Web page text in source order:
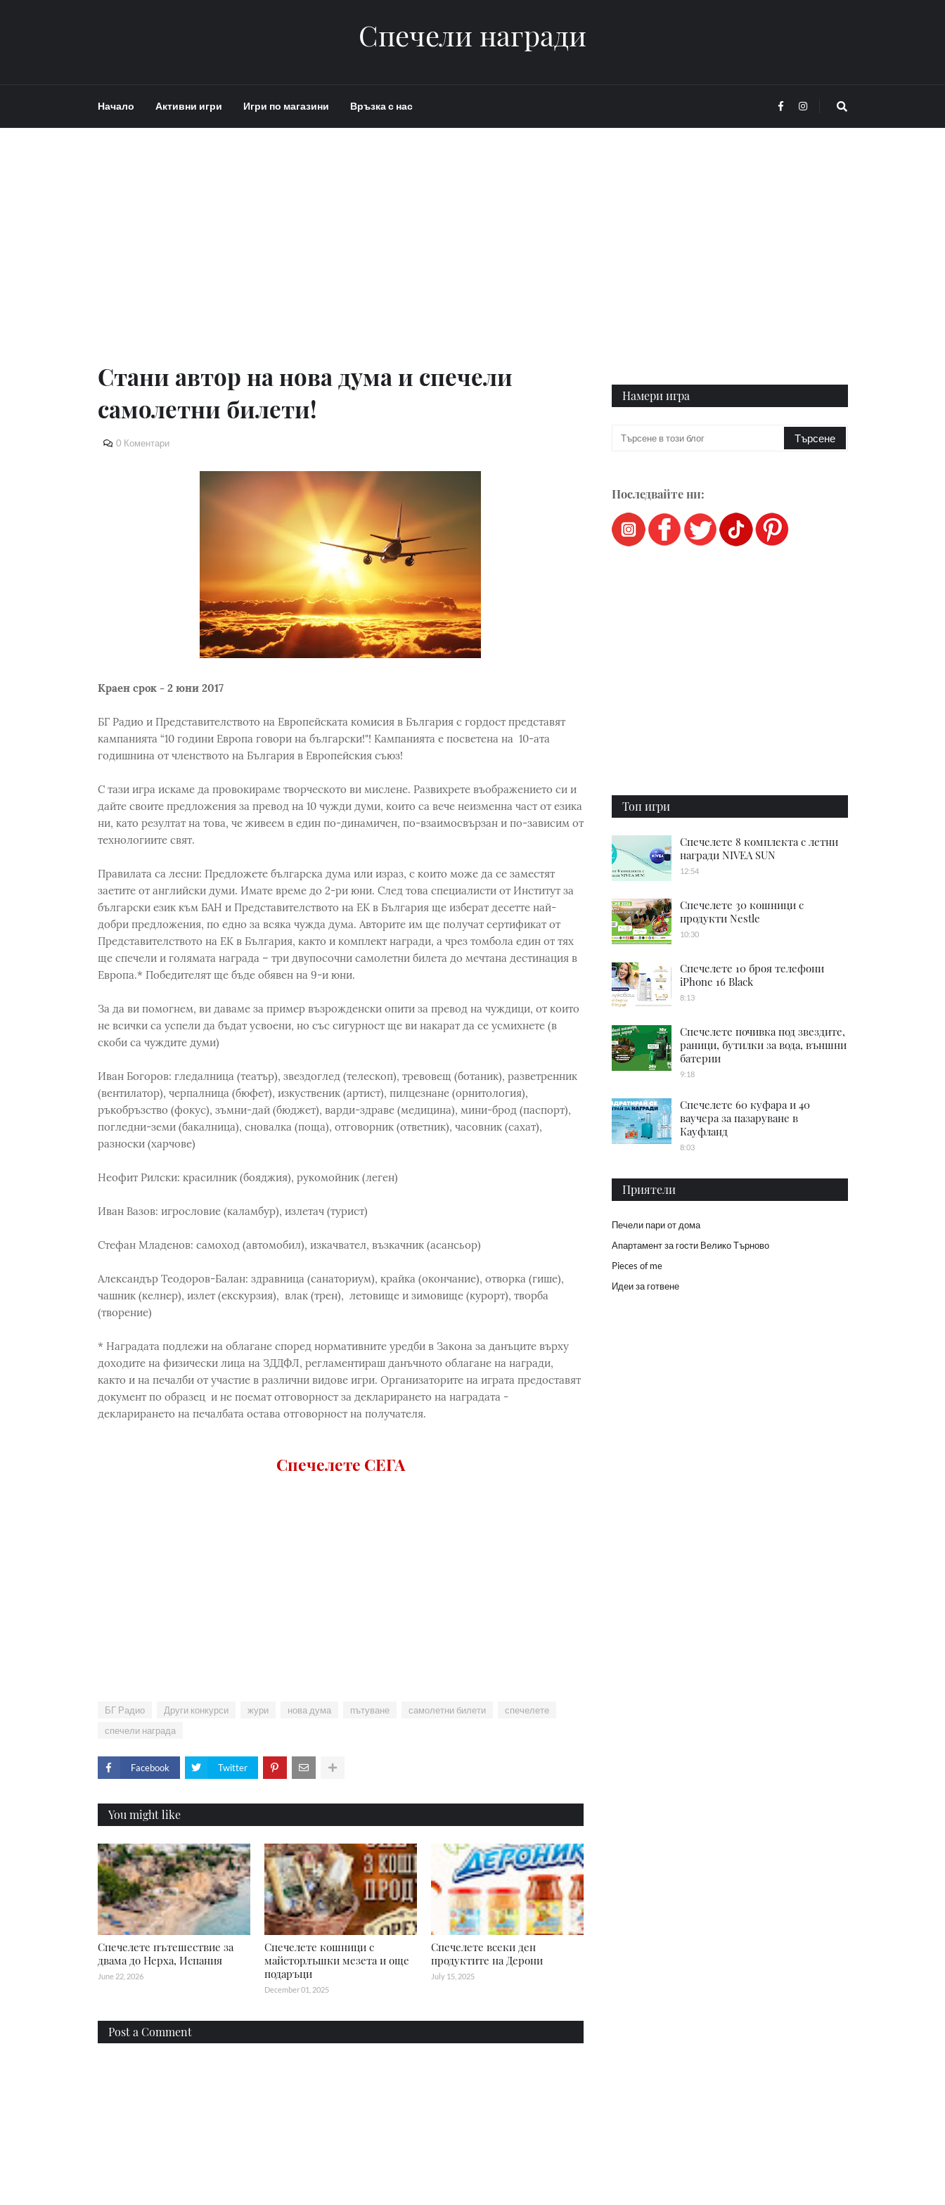
Спечели награди
Начало Активни игри Игри по магазини Връзка с нас
Стани автор на нова дума и спечели
самолетни билети!
0 Коментари
Краен срок - 2 юни 2017
БГ Радио и Представителството на Европейската комисия в България с гордост представят
кампанията “10 години Европа говори на български!"! Кампанията е посветена на 10-ата
годишнина от членството на България в Европейския съюз!
С тази игра искаме да провокираме творческото ви мислене. Развихрете въображението си и
дайте своите предложения за превод на 10 чужди думи, които са вече неизменна част от езика
ни, като резултат на това, че живеем в един по-динамичен, по-взаимосвързан и по-зависим от
технологиите свят.
Правилата са лесни: Предложете българска дума или израз, с които може да се заместят
заетите от английски думи. Имате време до 2-ри юни. След това специалисти от Институт за
български език към БАН и Представителството на ЕК в България ще изберат десетте най-
добри предложения, по едно за всяка чужда дума. Авторите им ще получат сертификат от
Представителството на ЕК в България, както и комплект награди, а чрез томбола един от тях
ще спечели и голямата награда – три двупосочни самолетни билета до мечтана дестинация в
Европа.* Победителят ще бъде обявен на 9-и юни.
За да ви помогнем, ви даваме за пример възрожденски опити за превод на чуждици, от които
не всички са успели да бъдат усвоени, но със сигурност ще ви накарат да се усмихнете (в
скоби са чуждите думи)
Иван Богоров: гледалница (театър), звездоглед (телескоп), тревовещ (ботаник), разветренник
(вентилатор), черпалница (бюфет), изкуственик (артист), пилцезнане (орнитология),
ръкобръзство (фокус), зъмни-дай (бюджет), варди-здраве (медицина), мини-брод (паспорт),
погледни-земи (бакалница), сновалка (поща), отговорник (ответник), часовник (сахат),
разноски (харчове)
Неофит Рилски: красилник (бояджия), рукомойник (леген)
Иван Вазов: игрословие (каламбур), излетач (турист)
Стефан Младенов: самоход (автомобил), изкачвател, възкачник (асансьор)
Александър Теодоров-Балан: здравница (санаториум), крайка (окончание), отворка (гише),
чашник (келнер), излет (екскурзия), влак (трен), летовище и зимовище (курорт), творба
(творение)
* Наградата подлежи на облагане според нормативните уредби в Закона за данъците върху
доходите на физически лица на ЗДДФЛ, регламентираш данъчното облагане на награди,
както и на печалби от участие в различни видове игри. Организаторите на играта предоставят
документ по образец и не поемат отговорност за декларирането на наградата -
декларирането на печалбата остава отговорност на получателя.
Спечелете СЕГА
БГ Радио Други конкурси жури нова дума пътуване самолетни билети
спечелете
спечели награда
Facebook Twitter
You might like
Спечелете пътешествие за
двама до Нерха, Испания
June 22, 2026
Спечелете кошници с
майсторлъшки мезета и още
подаръци
December 01, 2025
Спечелете всеки ден
продуктите на Дерони
July 15, 2025
Post a Comment
Намери игра
Последвайте ни:
Топ игри
Спечелете 8 комплекта с летни
награди NIVEA SUN
12:54
Спечелете 30 кошници с
продукти Nestle
10:30
Спечелете 10 броя телефони
iPhone 16 Black
8:13
Спечелете почивка под звездите,
раници, бутилки за вода, външни
батерии
9:18
Спечелете 60 куфара и 40
ваучера за пазаруване в
Кауфланд
8:03
Приятели
Печели пари от дома
Апартамент за гости Велико Търново
Pieces of me
Идеи за готвене